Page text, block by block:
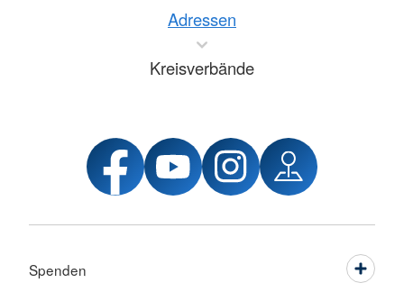
Adressen
Kreisverbände
Spenden